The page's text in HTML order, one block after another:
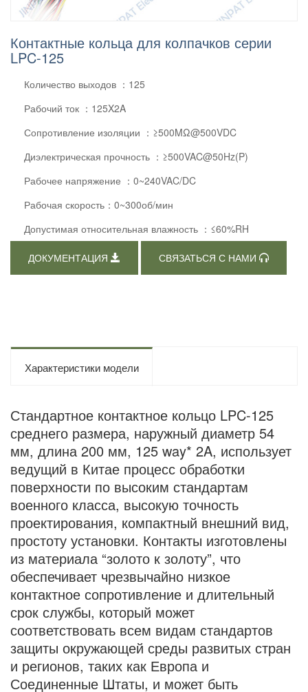
Контактные кольца для колпачков серии
LPC-125
Количество выходов ：125
Рабочий ток ：125X2A
Сопротивление изоляции ：≥500MΩ@500VDC
Диэлектрическая прочность ：≥500VAC@50Hz(P)
Рабочее напряжение ：0~240VAC/DC
Рабочая скорость：0~300об/мин
Допустимая относительная влажность ：≤60%RH
ДОКУМЕНТАЦИЯ СВЯЗАТЬСЯ С НАМИ
Характеристики модели
Стандартное контактное кольцо LPC-125
среднего размера, наружный диаметр 54
мм, длина 200 мм, 125 way* 2A, использует
ведущий в Китае процесс обработки
поверхности по высоким стандартам
военного класса, высокую точность
проектирования, компактный внешний вид,
простоту установки. Контакты изготовлены
из материала “золото к золоту”, что
обеспечивает чрезвычайно низкое
контактное сопротивление и длительный
срок службы, который может
соответствовать всем видам стандартов
защиты окружающей среды развитых стран
и регионов, таких как Европа и
Соединенные Штаты, и может быть